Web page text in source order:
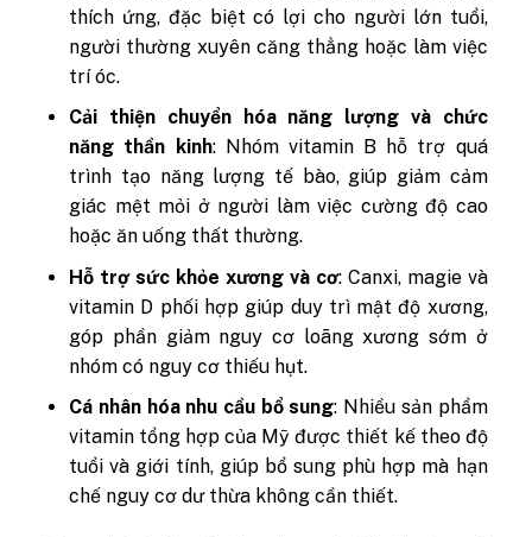
thích ứng, đặc biệt có lợi cho người lớn tuổi,
người thường xuyên căng thẳng hoặc làm việc
trí óc.
Cải thiện chuyển hóa năng lượng và chức
năng thần kinh: Nhóm vitamin B hỗ trợ quá
trình tạo năng lượng tế bào, giúp giảm cảm
giác mệt mỏi ở người làm việc cường độ cao
hoặc ăn uống thất thường.
Hỗ trợ sức khỏe xương và cơ: Canxi, magie và
vitamin D phối hợp giúp duy trì mật độ xương,
góp phần giảm nguy cơ loãng xương sớm ở
nhóm có nguy cơ thiếu hụt.
Cá nhân hóa nhu cầu bổ sung: Nhiều sản phẩm
vitamin tổng hợp của Mỹ được thiết kế theo độ
tuổi và giới tính, giúp bổ sung phù hợp mà hạn
chế nguy cơ dư thừa không cần thiết.